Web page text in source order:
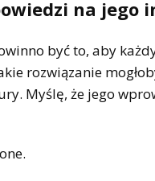
na jego
być to, aby
rozwiązanie
Myślę, że jego